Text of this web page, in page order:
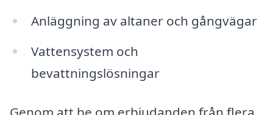
Anläggning av altaner och gångvägar
Vattensystem och
bevattningslösningar